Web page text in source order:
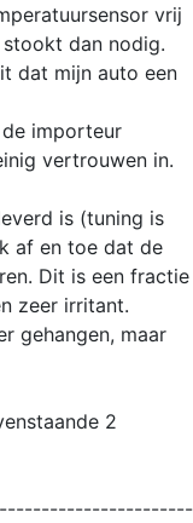
vrij
dan nodig.
dat mijn auto een
importeur
vertrouwen in.
is (tuning is
af en toe dat de
Dit is een fractie
zeer irritant.
gehangen, maar
2